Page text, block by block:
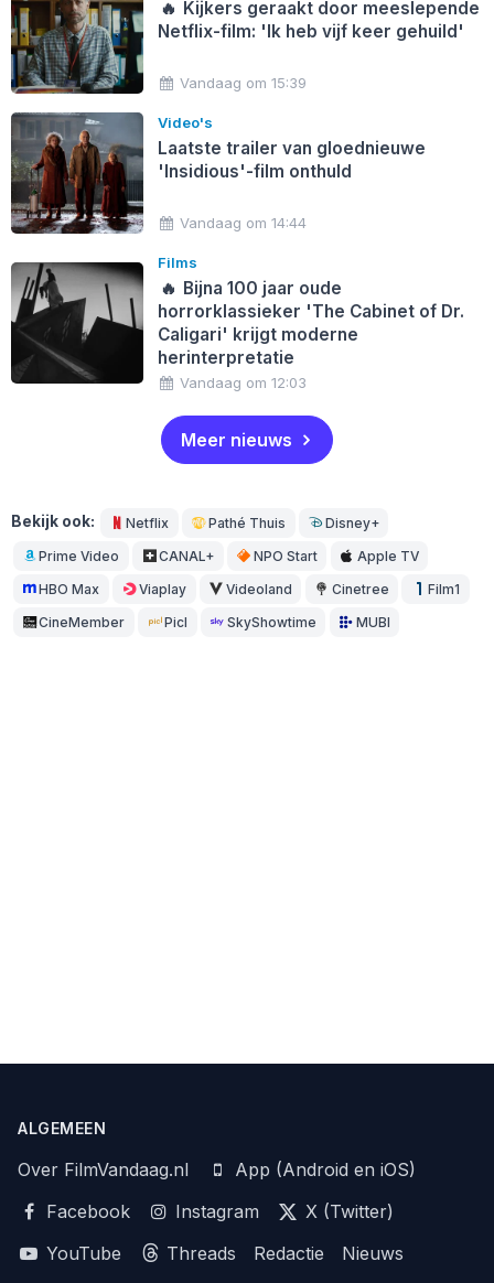
🔥 Kijkers geraakt door meeslepende
Netflix-film: 'Ik heb vijf keer gehuild'
Vandaag om 15:39
Video's
Laatste trailer van gloednieuwe
'Insidious'-film onthuld
Vandaag om 14:44
Films
🔥 Bijna 100 jaar oude
horrorklassieker 'The Cabinet of Dr.
Caligari' krijgt moderne
herinterpretatie
Vandaag om 12:03
Meer nieuws
Bekijk ook: Netflix Pathé Thuis Disney+
Prime Video CANAL+ NPO Start Apple TV
HBO Max Viaplay Videoland Cinetree Film1
CineMember Picl SkyShowtime MUBI
ALGEMEEN
Over FilmVandaag.nl
App (Android en iOS)
Facebook
Instagram
X (Twitter)
YouTube
Threads Redactie
Nieuws